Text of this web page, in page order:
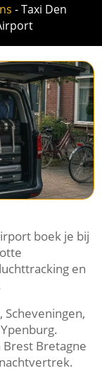
-Taxi Den
boek je bij
en
Scheveningen,
Bretagne